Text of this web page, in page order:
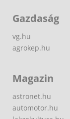
Gazdaság
vg.hu
agrokep.hu
Magazin
astronet.hu
automotor.hu